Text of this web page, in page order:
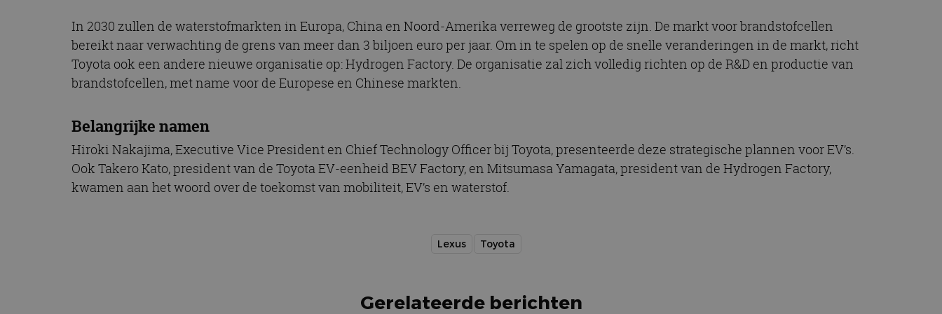
In 2030 zullen de waterstofmarkten in Europa, China en Noord-Amerika verreweg de grootste zijn. De markt voor brandstofcellen
bereikt naar verwachting de grens van meer dan 3 biljoen euro per jaar. Om in te spelen op de snelle veranderingen in de markt, richt
Toyota ook een andere nieuwe organisatie op: Hydrogen Factory. De organisatie zal zich volledig richten op de R&D en productie van
brandstofcellen, met name voor de Europese en Chinese markten.
Belangrijke namen
Hiroki Nakajima, Executive Vice President en Chief Technology Officer bij Toyota, presenteerde deze strategische plannen voor EV’s.
Ook Takero Kato, president van de Toyota EV-eenheid BEV Factory, en Mitsumasa Yamagata, president van de Hydrogen Factory,
kwamen aan het woord over de toekomst van mobiliteit, EV’s en waterstof.
Lexus Toyota
Gerelateerde berichten